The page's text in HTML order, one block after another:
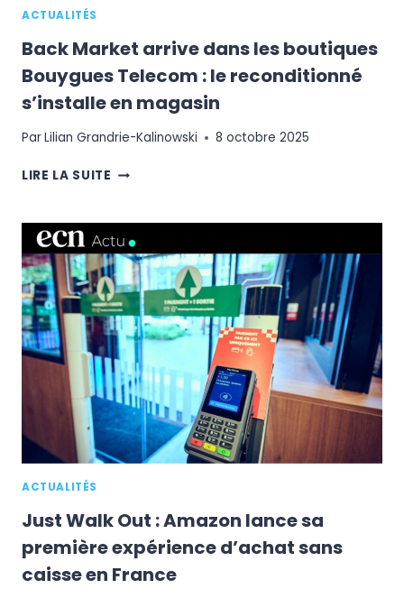
ACTUALITÉS
Back Market arrive dans les boutiques
Bouygues Telecom : le reconditionné
s’installe en magasin
ParLilian Grandrie-Kalinowski 8 octobre 2025
LIRE LA SUITE BACK
DANS
LES
BOUTIQUES
BOUYGUES
TELECOM
:
LE
RECONDITIONNÉ
S’INSTALLE
EN
MAGASIN
ACTUALITÉS
Just Walk Out : Amazon lance sa
première expérience d’achat sans
caisse en France